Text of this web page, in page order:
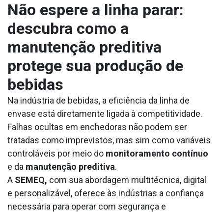
Não espere a linha parar:
descubra como a
manutenção preditiva
protege sua produção de
bebidas
Na indústria de bebidas, a eficiência da linha de
envase está diretamente ligada à competitividade.
Falhas ocultas em enchedoras não podem ser
tratadas como imprevistos, mas sim como variáveis
controláveis por meio do monitoramento contínuo
e da manutenção preditiva.
A SEMEQ, com sua abordagem multitécnica, digital
e personalizável, oferece às indústrias a confiança
necessária para operar com segurança e